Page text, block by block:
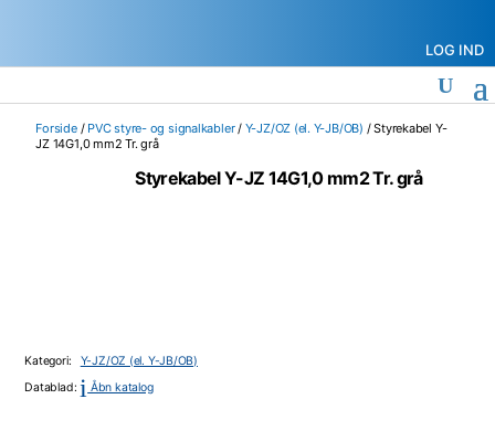
LOG IND
Forside/ PVC styre- og signalkabler/ Y-JZ/OZ (el. Y-JB/OB) / Styrekabel Y-
JZ 14G1,0 mm2 Tr. grå
Styrekabel Y-JZ 14G1,0 mm2 Tr. grå
Kategori: Y-JZ/OZ (el. Y-JB/OB)
Datablad:i Åbn katalog